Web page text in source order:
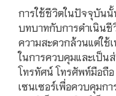
การใช้ชีวิตในปัจจุบันนั้
บทบาทกับการดำเนิน
ความสะดวกล้วนแต่ใช้
ในการควบคุมและเป็น
โทรทัศน์ โทรศัพท์มือถื
เซนเซอร์เพื่อควบคุมก